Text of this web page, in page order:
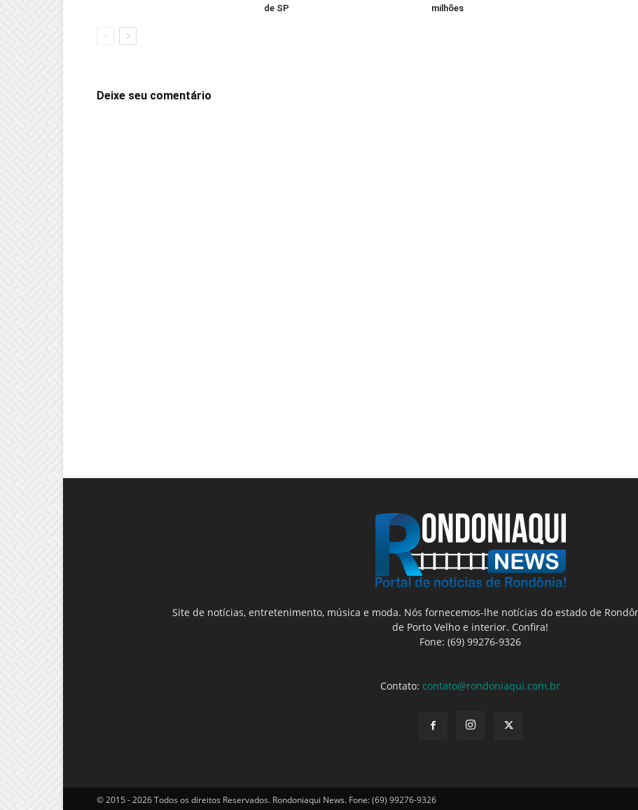
de SP
milhões
Deixe seu comentário
Site de notícias, entretenimento, música e moda. Nós fornecemos-lhe notícias do estado de
de Porto Velho e interior. Confira!
Fone: (69) 99276-9326
Contato: contato@rondoniaqui.com.br
© 2015 - 2026 Todos os direitos Reservados. Rondoniaqui News. Fone: (69) 99276-9326